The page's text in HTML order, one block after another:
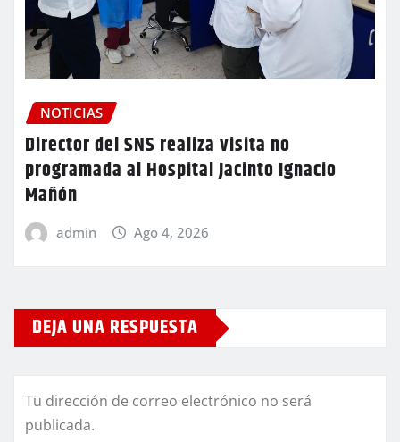
NOTICIAS
Director del SNS realiza visita no
programada al Hospital Jacinto Ignacio
Mañón
admin Ago 4, 2026
DEJA UNA RESPUESTA
Tu dirección de correo electrónico no será
publicada.